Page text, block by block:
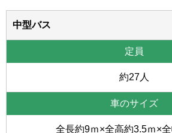
中型バス
約27人
全長約9ｍ×全高約3.5ｍ×